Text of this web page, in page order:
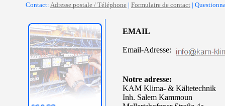
Contact: Adresse postale / Téléphone | Formulaire de contact |
EMAIL
Email-Adresse:
Notre adresse:
KAM Klima- & Kältetechnik
Inh. Salem Kammoun